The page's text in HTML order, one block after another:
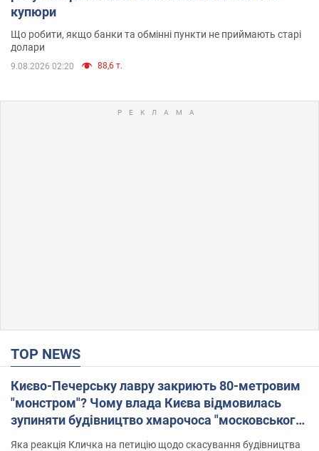
купюри
Що робити, якщо банки та обмінні пункти не приймають старі
долари
9.08.2026 02:20 88,6 т.
TOP NEWS
Києво-Печерську лавру закриють 80-метровим
"монстром"? Чому влада Києва відмовилась
зупиняти будівництво хмарочоса "московського
вірянина"
Яка реакція Кличка на петицію щодо скасування будівництва